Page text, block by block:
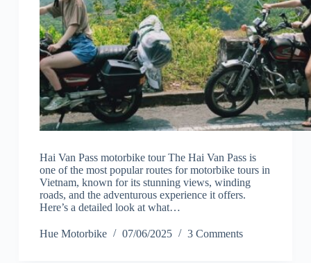
Hai Van Pass motorbike tour The Hai Van Pass is
one of the most popular routes for motorbike tours in
Vietnam, known for its stunning views, winding
roads, and the adventurous experience it offers.
Here’s a detailed look at what…
Hue Motorbike 07/06/2025 3 Comments